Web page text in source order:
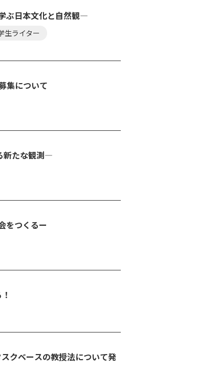
ぶ日本文化と自然観―
生ライター
集について
新たな観測―
をつくるー
クベースの教授法について発